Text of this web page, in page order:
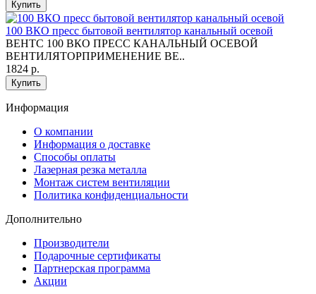
Купить
100 ВКО пресс бытовой вентилятор канальный осевой
ВЕНТС 100 ВКО ПРЕСС КАНАЛЬНЫЙ ОСЕВОЙ
ВЕНТИЛЯТОРПРИМЕНЕНИЕ ВЕ..
1824 р.
Купить
Информация
O компании
Информация о доставке
Способы оплаты
Лазерная резка металла
Монтаж систем вентиляции
Политика конфиденциальности
Дополнительно
Производители
Подарочные сертификаты
Партнерская программа
Акции